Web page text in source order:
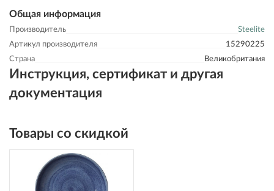
Общая информация
Производитель
Steelite
Артикул производителя
15290225
Страна
Великобритания
Инструкция, сертификат и другая
документация
Товары со скидкой